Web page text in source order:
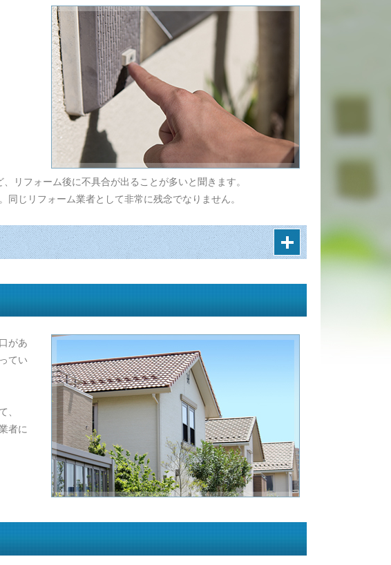
リフォーム後に不具合が出ることが多いと聞きます。
じリフォーム業者として非常に残念でなりません。
があ
てい
、
者に